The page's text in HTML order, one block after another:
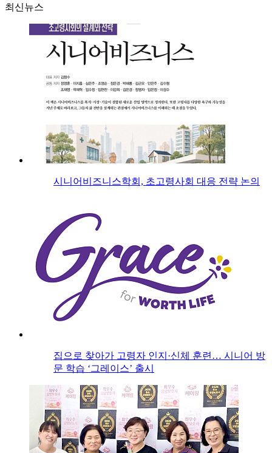
최신뉴스
시니어비즈니스학회, 초고령사회 대응 전략 논의
집으로 찾아가 고령자 인지·신체 훈련… 시니어 방
문 학습 ‘그레이스’ 출시